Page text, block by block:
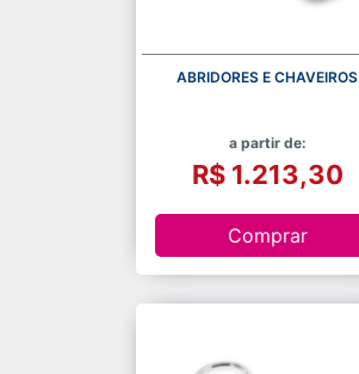
ABRIDORES E CHAVEIROS
a partir de:
R$ 1.213,30
Comprar